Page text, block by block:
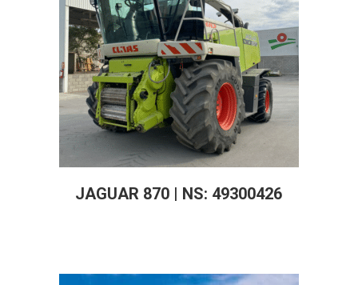
JAGUAR 870 | NS: 49300426